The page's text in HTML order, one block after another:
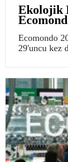
Ekolojik
Ecomondo
29'uncu kez